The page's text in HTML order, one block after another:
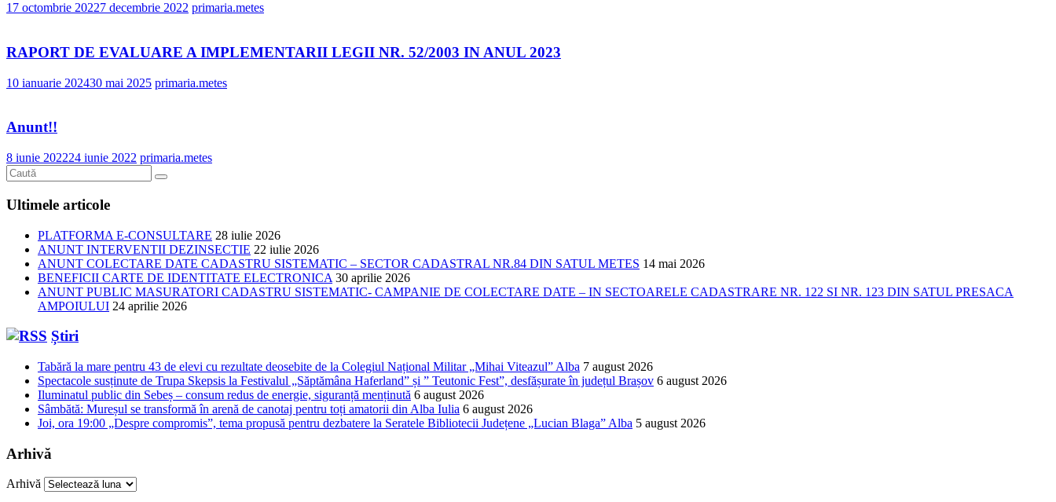
17 octombrie 20227 decembrie 2022 primaria.metes
RAPORT DE EVALUARE A IMPLEMENTARII LEGII NR. 52/2003 IN ANUL 2023
10 ianuarie 202430 mai 2025 primaria.metes
Anunt!!
8 iunie 202224 iunie 2022 primaria.metes
Ultimele articole
PLATFORMA E-CONSULTARE 28 iulie 2026
ANUNT INTERVENTII DEZINSECTIE 22 iulie 2026
ANUNT COLECTARE DATE CADASTRU SISTEMATIC – SECTOR CADASTRAL NR.84 DIN SATUL METES 14 mai 2026
BENEFICII CARTE DE IDENTITATE ELECTRONICA 30 aprilie 2026
ANUNT PUBLIC MASURATORI CADASTRU SISTEMATIC- CAMPANIE DE COLECTARE DATE – IN SECTOARELE CADASTRARE NR. 122 SI NR. 123 DIN SATUL PRESACA
AMPOIULUI 24 aprilie 2026
Știri
Tabără la mare pentru 43 de elevi cu rezultate deosebite de la Colegiul Național Militar „Mihai Viteazul” Alba 7 august 2026
Spectacole susținute de Trupa Skepsis la Festivalul „Săptămâna Haferland” și ” Teutonic Fest”, desfășurate în județul Brașov 6 august 2026
Iluminatul public din Sebeș – consum redus de energie, siguranță menținută 6 august 2026
Sâmbătă: Mureșul se transformă în arenă de canotaj pentru toți amatorii din Alba Iulia 6 august 2026
Joi, ora 19:00 „Despre compromis”, tema propusă pentru dezbatere la Seratele Bibliotecii Județene „Lucian Blaga” Alba 5 august 2026
Arhivă
Arhivă